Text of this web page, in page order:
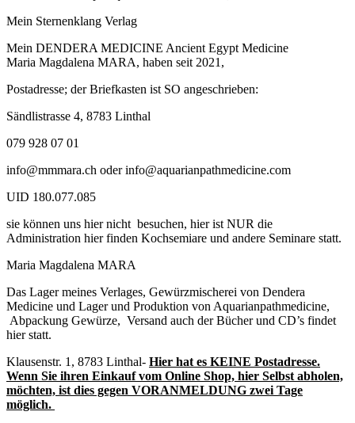
Mein Sternenklang Verlag
Mein DENDERA MEDICINE Ancient Egypt Medicine
Maria Magdalena MARA, haben seit 2021,
Postadresse; der Briefkasten ist SO angeschrieben:
Sändlistrasse 4, 8783 Linthal
079 928 07 01
info@mmmara.ch oder info@aquarianpathmedicine.com
UID 180.077.085
sie können uns hier nicht besuchen, hier ist NUR die
Administration hier finden Kochsemiare und andere Seminare statt.
Maria Magdalena MARA
Das Lager meines Verlages, Gewürzmischerei von Dendera
Medicine und Lager und Produktion von Aquarianpathmedicine,
Abpackung Gewürze, Versand auch der Bücher und CD’s findet
hier statt.
Klausenstr. 1, 8783 Linthal- Hier hat es KEINE Postadresse.
Wenn Sie ihren Einkauf vom Online Shop, hier Selbst abholen,
möchten, ist dies gegen VORANMELDUNG zwei Tage
möglich.